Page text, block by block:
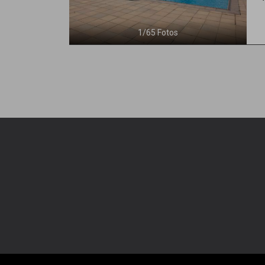
1/65Fotos